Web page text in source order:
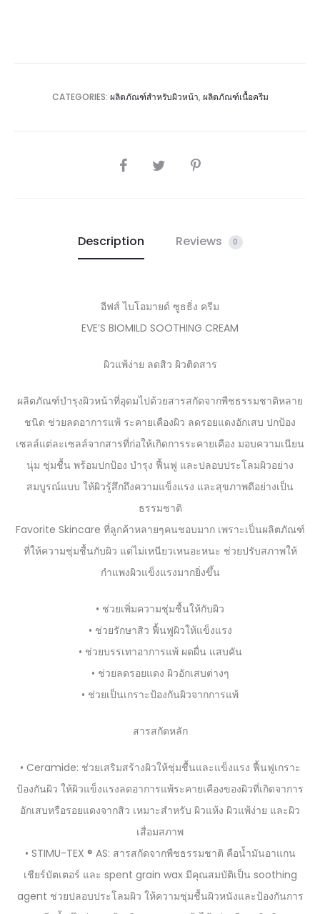
CATEGORIES: ผลิตภัณฑ์สำหรับผิวหน้า, ผลิตภัณฑ์เนื้อครีม
SHARE
Description Reviews 0
อีฟส์ ไบโอมายด์ ซูธธิ่ง ครีม
EVE’S BIOMILD SOOTHING CREAM
ผิวแพ้ง่าย ลดสิว ผิวติดสาร
ผลิตภัณฑ์บำรุงผิวหน้าที่อุดมไปด้วยสารสกัดจากพืชธรรมชาติหลาย
ชนิด ช่วยลดอาการแพ้ ระคายเคืองผิว ลดรอยแดงอักเสบ ปกป้อง
เซลล์แต่ละเซลล์จากสารที่ก่อให้เกิดการระคายเคือง มอบความเนียน
นุ่ม ชุ่มชื้น พร้อมปกป้อง บำรุง ฟื้นฟู และปลอบประโลมผิวอย่าง
สมบูรณ์แบบ ให้ผิวรู้สึกถึงความแข็งแรง และสุขภาพดีอย่างเป็น
ธรรมชาติ
Favorite Skincare ที่ลูกค้าหลายๆคนชอบมาก เพราะเป็นผลิตภัณฑ์
ที่ให้ความชุ่มชื้นกับผิว แต่ไม่เหนียวเหนอะหนะ ช่วยปรับสภาพให้
กำแพงผิวแข็งแรงมากยิ่งขึ้น
• ช่วยเพิ่มความชุ่มชื้นให้กับผิว
• ช่วยรักษาสิว ฟื้นฟูผิวให้แข็งแรง
• ช่วยบรรเทาอาการแพ้ ผดผื่น แสบคัน
• ช่วยลดรอยแดง ผิวอักเสบต่างๆ
• ช่วยเป็นเกราะป้องกันผิวจากการแพ้
สารสกัดหลัก
• Ceramide: ช่วยเสริมสร้างผิวให้ชุ่มชื้นและแข็งแรง ฟื้นฟูเกราะ
ป้องกันผิว ให้ผิวแข็งแรงลดอาการแพ้ระคายเคืองของผิวที่เกิดจาการ
อักเสบหรือรอยแดงจากสิว เหมาะสำหรับ ผิวแห้ง ผิวแพ้ง่าย และผิว
เสื่อมสภาพ
• STIMU-TEX ® AS: สารสกัดจากพืชธรรมชาติ คือน้ำมันอาแกน
เชียร์บัตเตอร์ และ spent grain wax มีคุณสมบัติเป็น soothing
agent ช่วยปลอบประโลมผิว ให้ความชุ่มชื้นผิวหนังและป้องกันการ